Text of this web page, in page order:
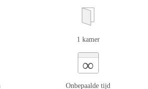
1 kamer
∞
Onbepaalde tijd